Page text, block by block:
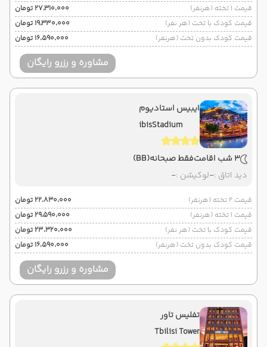
قیمت 1 تخته (هرنفر)
۲۷٬۳۱۰٬۰۰۰ تومان
قیمت کودک با تخت (هر نفر)
۱۹٬۳۳۰٬۰۰۰ تومان
قیمت کودک بدون تخت (هرنفر)
۱۶٬۵۹۰٬۰۰۰ تومان
مشاوره و رزرو رایگان
ایبیس استادیوم
ibisStadium
3 شب اقامت فقط صبحانه(BB)
دید اتاق :-لوکیشن :-
قیمت 2 تخته (هرنفر)
۲۲٬۸۳۰٬۰۰۰ تومان
قیمت 1 تخته (هرنفر)
۲۹٬۵۹۰٬۰۰۰ تومان
قیمت کودک با تخت (هر نفر)
۲۳٬۳۲۰٬۰۰۰ تومان
قیمت کودک بدون تخت (هرنفر)
۱۶٬۵۹۰٬۰۰۰ تومان
مشاوره و رزرو رایگان
تفلیس تاور
Tbilisi Tower